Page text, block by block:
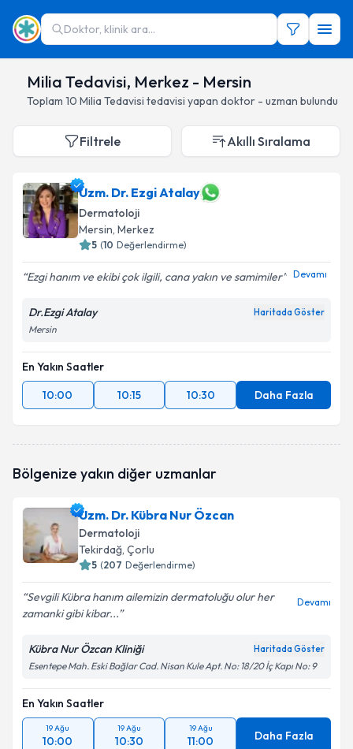
Doktor, klinik ara...
Milia Tedavisi, Merkez - Mersin
Toplam 10 Milia Tedavisi tedavisi yapan doktor - uzman bulundu
Filtrele Akıllı Sıralama
Uzm. Dr. Ezgi Atalay
Dermatoloji
Mersin, Merkez
5 (10 Değerlendirme)
Ezgi hanım ve ekibi çok ilgili, cana yakın ve samimiler Devamı
Dr.Ezgi Atalay Haritada Göster
Mersin
En Yakın Saatler
10:00
10:15 10:30 Daha Fazla
Bölgenize yakın diğer uzmanlar
Uzm. Dr. Kübra Nur Özcan
Dermatoloji
Tekirdağ, Çorlu
5 (207 Değerlendirme)
Sevgili Kübra hanım ailemizin dermatoluğu olur her
zamanki gibi kibar...
Devamı
Kübra Nur Özcan Kliniği Haritada Göster
Esentepe Mah. Eski Bağlar Cad. Nisan Kule Apt. No: 18/20 İç Kapı No: 9
En Yakın Saatler
19 Ağu
10:00
19 Ağu
10:30
19 Ağu
11:00 Daha Fazla